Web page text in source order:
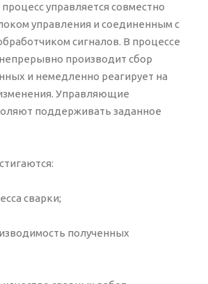
управляется совместно
управления и соединенным с
сигналов. В процессе
производит сбор
и немедленно реагирует на
Управляющие
поддерживать заданное
сварки;
полученных